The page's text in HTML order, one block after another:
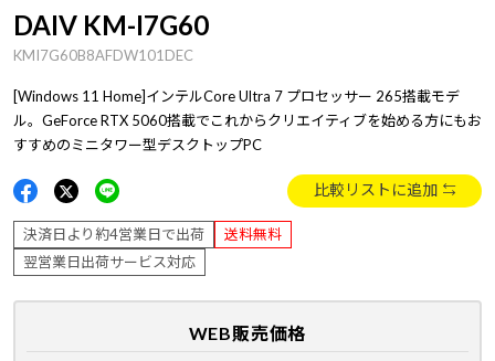
DAIV KM-I7G60
KMI7G60B8AFDW101DEC
[Windows 11 Home]インテルCore Ultra 7 プロセッサー 265搭載モデ
ル。GeForce RTX 5060搭載でこれからクリエイティブを始める方にもお
すすめのミニタワー型デスクトップPC
比較リストに追加
決済日より約4営業日で出荷
送料無料
翌営業日出荷サービス対応
WEB販売価格